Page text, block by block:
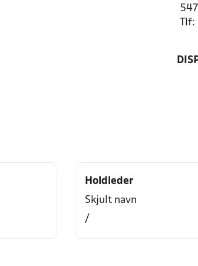
Holdleder
Skjult navn
/